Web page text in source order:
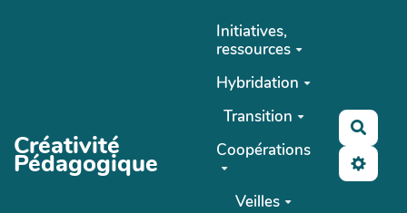
Créativité
Pédagogique
Initiatives,
ressources
Hybridation
Transition
Coopérations
Veilles